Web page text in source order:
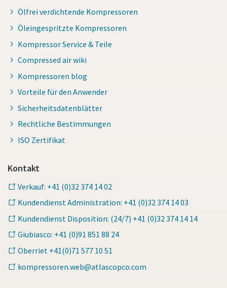
Ölfrei verdichtende Kompressoren
Öleingespritzte Kompressoren
Kompressor Service & Teile
Compressed air wiki
Kompressoren blog
Vorteile für den Anwender
Sicherheitsdatenblätter
Rechtliche Bestimmungen
ISO Zertifikat
Kontakt
Verkauf: +41 (0)32 374 14 02
Kundendienst Administration: +41 (0)32 374 14 03
Kundendienst Disposition: (24/7) +41 (0)32 374 14 14
Giubiasco: +41 (0)91 851 88 24
Oberriet +41(0)71 577 10 51
kompressoren.web@atlascopco.com